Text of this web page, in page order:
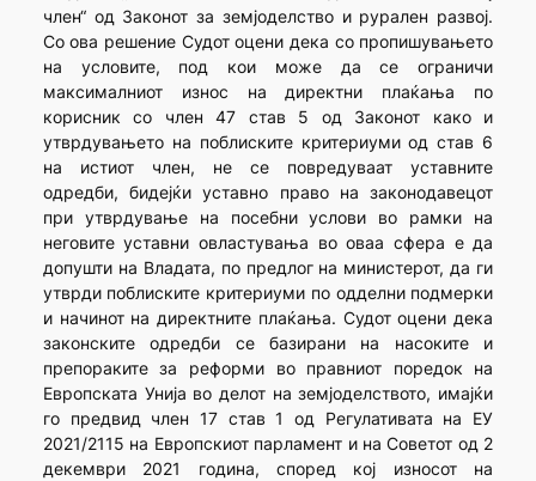
член“ од Законот за земјоделство и рурален развој.
Со ова решение Судот оцени дека со пропишувањето
на условите, под кои може да се ограничи
максималниот износ на директни плаќања по
корисник со член 47 став 5 од Законот како и
утврдувањето на поблиските критериуми од став 6
на истиот член, не се повредуваат уставните
одредби, бидејќи уставно право на законодавецот
при утврдување на посебни услови во рамки на
неговите уставни овластувања во оваа сфера е да
допушти на Владата, по предлог на министерот, да ги
утврди поблиските критериуми по одделни подмерки
и начинот на директните плаќања. Судот оцени дека
законските одредби се базирани на насоките и
препораките за реформи во правниот поредок на
Европската Унија во делот на земјоделството, имајќи
го предвид член 17 став 1 од Регулативата на ЕУ
2021/2115 на Европскиот парламент и на Советот од 2
декември 2021 година, според кој износот на